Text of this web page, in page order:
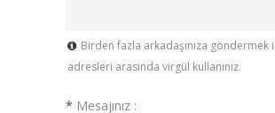
Birden fazla arkadaşınıza göndermek
adresleri arasında virgül kullanınız.
* Mesajınız :